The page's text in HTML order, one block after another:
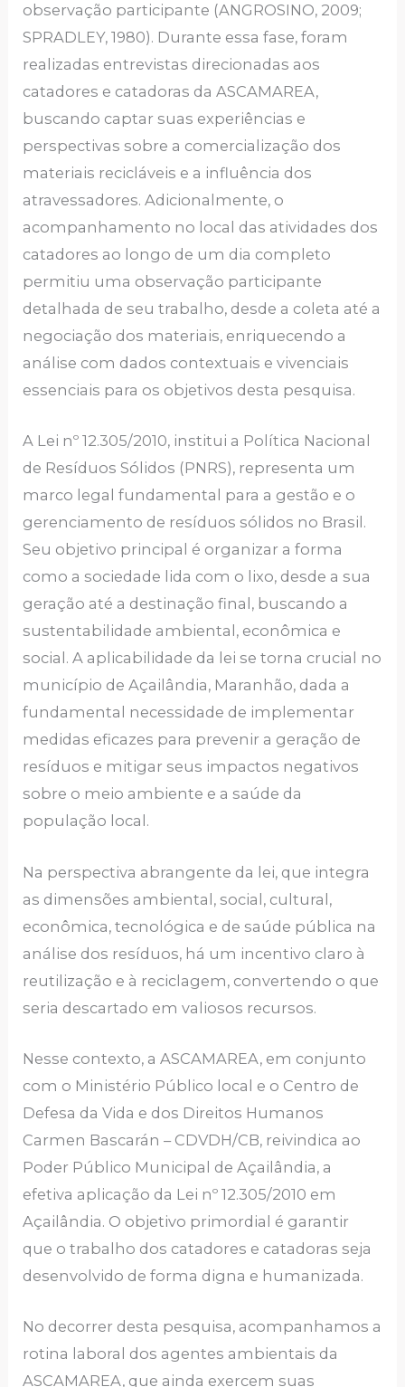
observação participante (ANGROSINO, 2009;
SPRADLEY, 1980). Durante essa fase, foram
realizadas entrevistas direcionadas aos
catadores e catadoras da ASCAMAREA,
buscando captar suas experiências e
perspectivas sobre a comercialização dos
materiais recicláveis e a influência dos
atravessadores. Adicionalmente, o
acompanhamento no local das atividades dos
catadores ao longo de um dia completo
permitiu uma observação participante
detalhada de seu trabalho, desde a coleta até a
negociação dos materiais, enriquecendo a
análise com dados contextuais e vivenciais
essenciais para os objetivos desta pesquisa.
A Lei nº 12.305/2010, institui a Política Nacional
de Resíduos Sólidos (PNRS), representa um
marco legal fundamental para a gestão e o
gerenciamento de resíduos sólidos no Brasil.
Seu objetivo principal é organizar a forma
como a sociedade lida com o lixo, desde a sua
geração até a destinação final, buscando a
sustentabilidade ambiental, econômica e
social. A aplicabilidade da lei se torna crucial no
município de Açailândia, Maranhão, dada a
fundamental necessidade de implementar
medidas eficazes para prevenir a geração de
resíduos e mitigar seus impactos negativos
sobre o meio ambiente e a saúde da
população local.
Na perspectiva abrangente da lei, que integra
as dimensões ambiental, social, cultural,
econômica, tecnológica e de saúde pública na
análise dos resíduos, há um incentivo claro à
reutilização e à reciclagem, convertendo o que
seria descartado em valiosos recursos.
Nesse contexto, a ASCAMAREA, em conjunto
com o Ministério Público local e o Centro de
Defesa da Vida e dos Direitos Humanos
Carmen Bascarán – CDVDH/CB, reivindica ao
Poder Público Municipal de Açailândia, a
efetiva aplicação da Lei nº 12.305/2010 em
Açailândia. O objetivo primordial é garantir
que o trabalho dos catadores e catadoras seja
desenvolvido de forma digna e humanizada.
No decorrer desta pesquisa, acompanhamos a
rotina laboral dos agentes ambientais da
ASCAMAREA, que ainda exercem suas